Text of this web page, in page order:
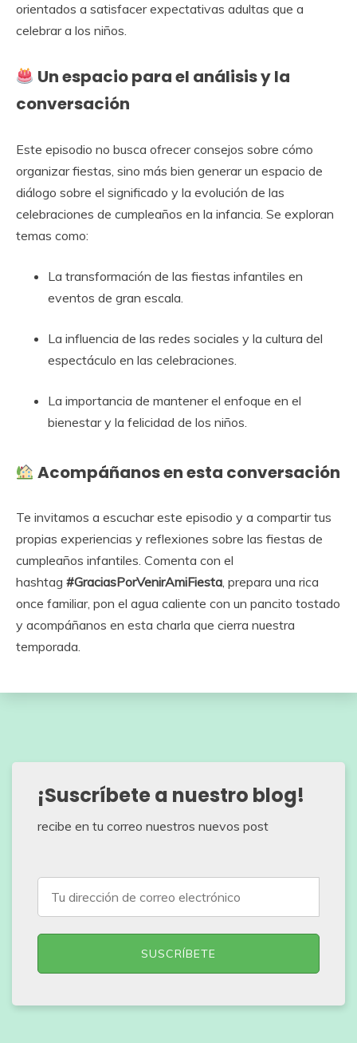
orientados a satisfacer expectativas adultas que a
celebrar a los niños.
Un espacio para el análisis y la
conversación
Este episodio no busca ofrecer consejos sobre cómo
organizar fiestas, sino más bien generar un espacio de
diálogo sobre el significado y la evolución de las
celebraciones de cumpleaños en la infancia. Se exploran
temas como:
La transformación de las fiestas infantiles en
eventos de gran escala.
La influencia de las redes sociales y la cultura del
espectáculo en las celebraciones.
La importancia de mantener el enfoque en el
bienestar y la felicidad de los niños.
Acompáñanos en esta conversación
Te invitamos a escuchar este episodio y a compartir tus
propias experiencias y reflexiones sobre las fiestas de
cumpleaños infantiles. Comenta con el
hashtag #GraciasPorVenirAmiFiesta, prepara una rica
once familiar, pon el agua caliente con un pancito tostado
y acompáñanos en esta charla que cierra nuestra
temporada.
¡Suscríbete a nuestro blog!
recibe en tu correo nuestros nuevos post